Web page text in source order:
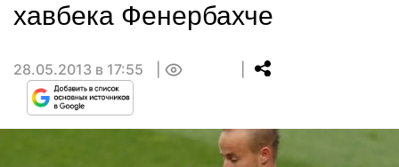
хавбека Фенербахче
28.05.2013 в 17:55